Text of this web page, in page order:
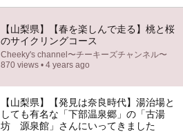
【山梨県】【春を楽しんで走る】桃と桜
のサイクリングコース
Cheeky's channel〜チーキーズチャンネル〜
870 views • 4 years ago
【山梨県】【発見は奈良時代】湯治場と
しても有名な「下部温泉郷」の「古湯
坊 源泉館」さんにいってきました